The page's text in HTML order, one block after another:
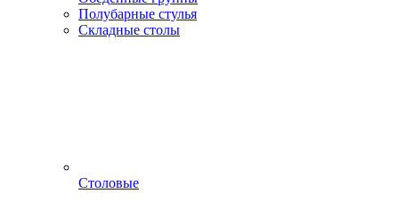
Полубарные стулья
Складные столы
Столовые